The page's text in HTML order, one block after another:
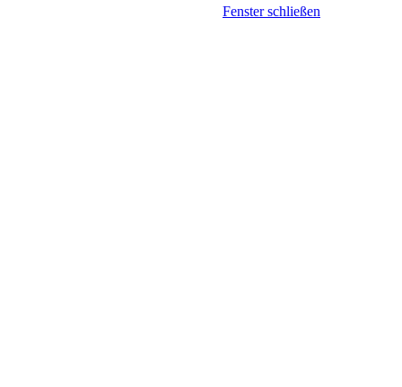
Fenster schließen